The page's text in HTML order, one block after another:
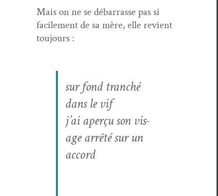
Mais on ne se débar­rasse pas si
facile­ment de sa mère, elle revient
toujours :
sur fond tranché
dans le vif
j’ai aperçu son vis­
age arrêté sur un
accord